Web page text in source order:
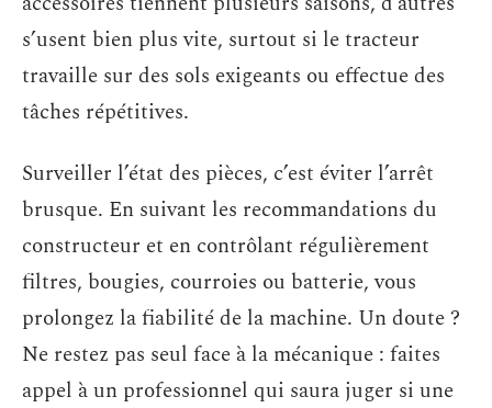
s’usent bien plus vite, surtout si le tracteur
travaille sur des sols exigeants ou effectue des
tâches répétitives.
Surveiller l’état des pièces, c’est éviter l’arrêt
brusque. En suivant les recommandations du
constructeur et en contrôlant régulièrement
filtres, bougies, courroies ou batterie, vous
prolongez la fiabilité de la machine. Un doute ?
Ne restez pas seul face à la mécanique : faites
appel à un professionnel qui saura juger si une